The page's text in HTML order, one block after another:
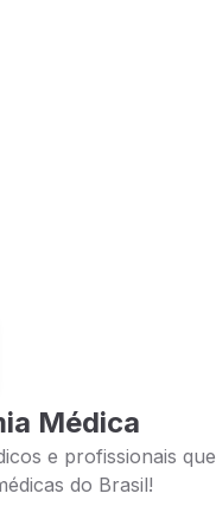
Médica
e profissionais que
do Brasil!